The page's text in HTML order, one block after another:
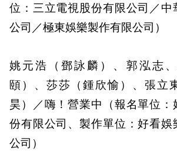
位：三立電視股份有限公司／中
公司／極東娛樂製作有限公司）
姚元浩（鄧詠麟）、郭泓志
頤）、莎莎（鍾欣愉）、張立
昊）／嗨！營業中（報名單位：
份有限公司、製作單位：好看娛
公司）